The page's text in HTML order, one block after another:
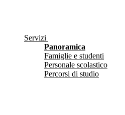
Servizi
Panoramica
Famiglie e studenti
Personale scolastico
Percorsi di studio